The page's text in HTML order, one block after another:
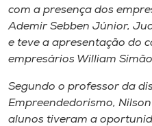
Selecione
o idioma
com a presença dos
Ademir Sebben Júnior,
e teve a apresentação do
empresários William
Segundo o professor da
Empreendedorismo,
alunos tiveram a